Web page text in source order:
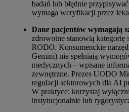
badań lub błędnie
wymaga weryfikacji przez
Dane pacjentów wymagają
zdrowotne stanowią kategorię
RODO. Konsumenckie
Gemini) nie spełniają
medycznych – wpisane
zewnętrzne. Prezes UODO
regulacji sektorowych dla AI
W praktyce: korzystaj
instytucjonalnie lub